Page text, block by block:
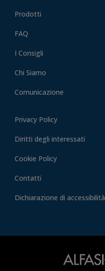
Prodotti
FAQ
I Consigli
Chi Siamo
Comunicazione
Privacy Policy
Diritti degli interessati
Cookie Policy
Contatti
Dichiarazione di accessibilità